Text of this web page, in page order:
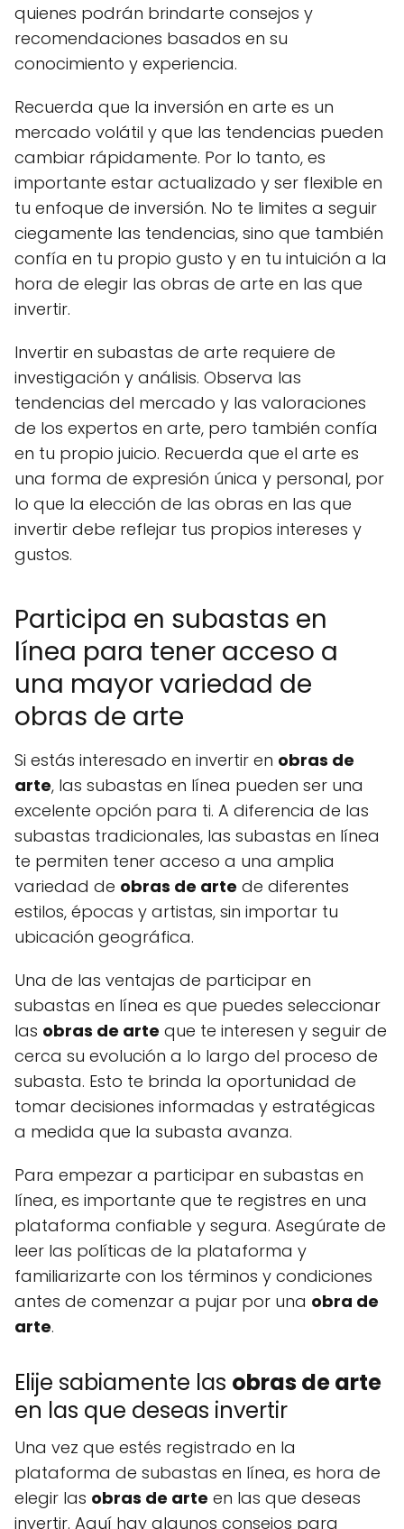
quienes podrán brindarte consejos y
recomendaciones basados en su
conocimiento y experiencia.
Recuerda que la inversión en arte es un
mercado volátil y que las tendencias pueden
cambiar rápidamente. Por lo tanto, es
importante estar actualizado y ser flexible en
tu enfoque de inversión. No te limites a seguir
ciegamente las tendencias, sino que también
confía en tu propio gusto y en tu intuición a la
hora de elegir las obras de arte en las que
invertir.
Invertir en subastas de arte requiere de
investigación y análisis. Observa las
tendencias del mercado y las valoraciones
de los expertos en arte, pero también confía
en tu propio juicio. Recuerda que el arte es
una forma de expresión única y personal, por
lo que la elección de las obras en las que
invertir debe reflejar tus propios intereses y
gustos.
Participa en subastas en
línea para tener acceso a
una mayor variedad de
obras de arte
Si estás interesado en invertir en obras de
arte, las subastas en línea pueden ser una
excelente opción para ti. A diferencia de las
subastas tradicionales, las subastas en línea
te permiten tener acceso a una amplia
variedad de obras de arte de diferentes
estilos, épocas y artistas, sin importar tu
ubicación geográfica.
Una de las ventajas de participar en
subastas en línea es que puedes seleccionar
las obras de arte que te interesen y seguir de
cerca su evolución a lo largo del proceso de
subasta. Esto te brinda la oportunidad de
tomar decisiones informadas y estratégicas
a medida que la subasta avanza.
Para empezar a participar en subastas en
línea, es importante que te registres en una
plataforma confiable y segura. Asegúrate de
leer las políticas de la plataforma y
familiarizarte con los términos y condiciones
antes de comenzar a pujar por una obra de
arte.
Elije sabiamente las obras de arte
en las que deseas invertir
Una vez que estés registrado en la
plataforma de subastas en línea, es hora de
elegir las obras de arte en las que deseas
invertir. Aquí hay algunos consejos para